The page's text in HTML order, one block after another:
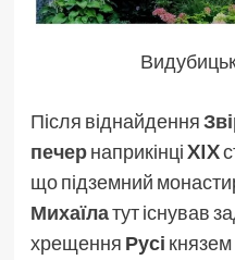
Після віднайдення
печернаприкінціXIX
що підземний
Михаїлатут існував
хрещення Русі князем